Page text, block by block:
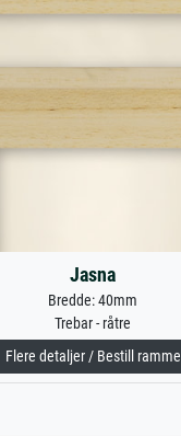
Jasna
Bredde: 40mm
Trebar - råtre
Flere detaljer / Bestill ramme